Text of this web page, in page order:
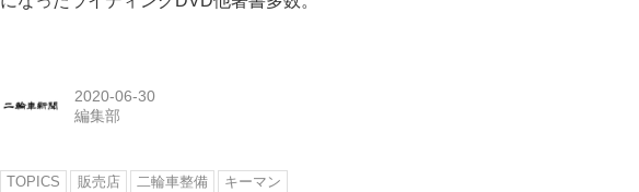
2020-06-30
編集部
TOPICS 販売店 二輪車整備 キーマン